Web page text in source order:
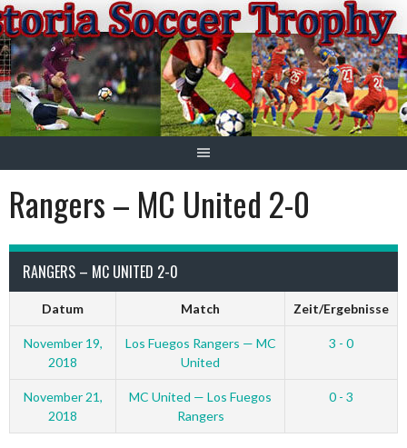
Springe
zum
Inhalt
Rangers – MC United 2-0
RANGERS – MC UNITED 2-0
Datum Match Zeit/Ergebnisse
November 19,
2018
Los Fuegos Rangers — MC
United
3 - 0
November 21,
2018
MC United — Los Fuegos
Rangers
0 - 3